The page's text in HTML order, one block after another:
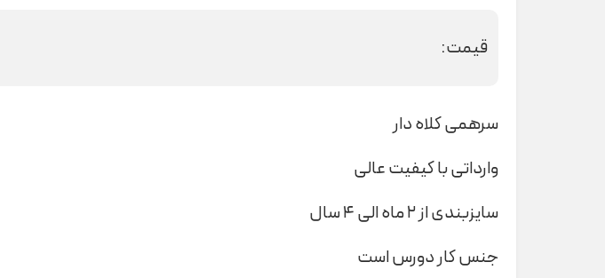
قیمت:
سرهمی کلاه دار
وارداتی با کیفیت عالی
سایزبندی از ۲ ماه الی ۴ سال
جنس کار دورس است